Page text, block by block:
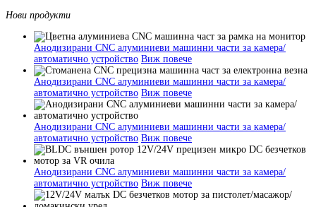
Нови продукти
Анодизирани CNC алуминиеви машинни части за камера/
автоматично устройство Виж повече
Анодизирани CNC алуминиеви машинни части за камера/
автоматично устройство Виж повече
Анодизирани CNC алуминиеви машинни части за камера/
автоматично устройство Виж повече
Анодизирани CNC алуминиеви машинни части за камера/
автоматично устройство Виж повече